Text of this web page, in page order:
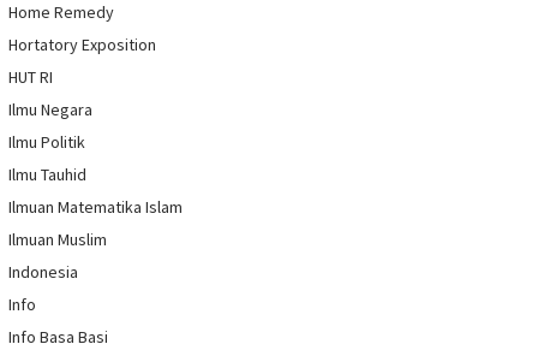
Home Remedy
Hortatory Exposition
HUT RI
Ilmu Negara
Ilmu Politik
Ilmu Tauhid
Ilmuan Matematika Islam
Ilmuan Muslim
Indonesia
Info
Info Basa Basi